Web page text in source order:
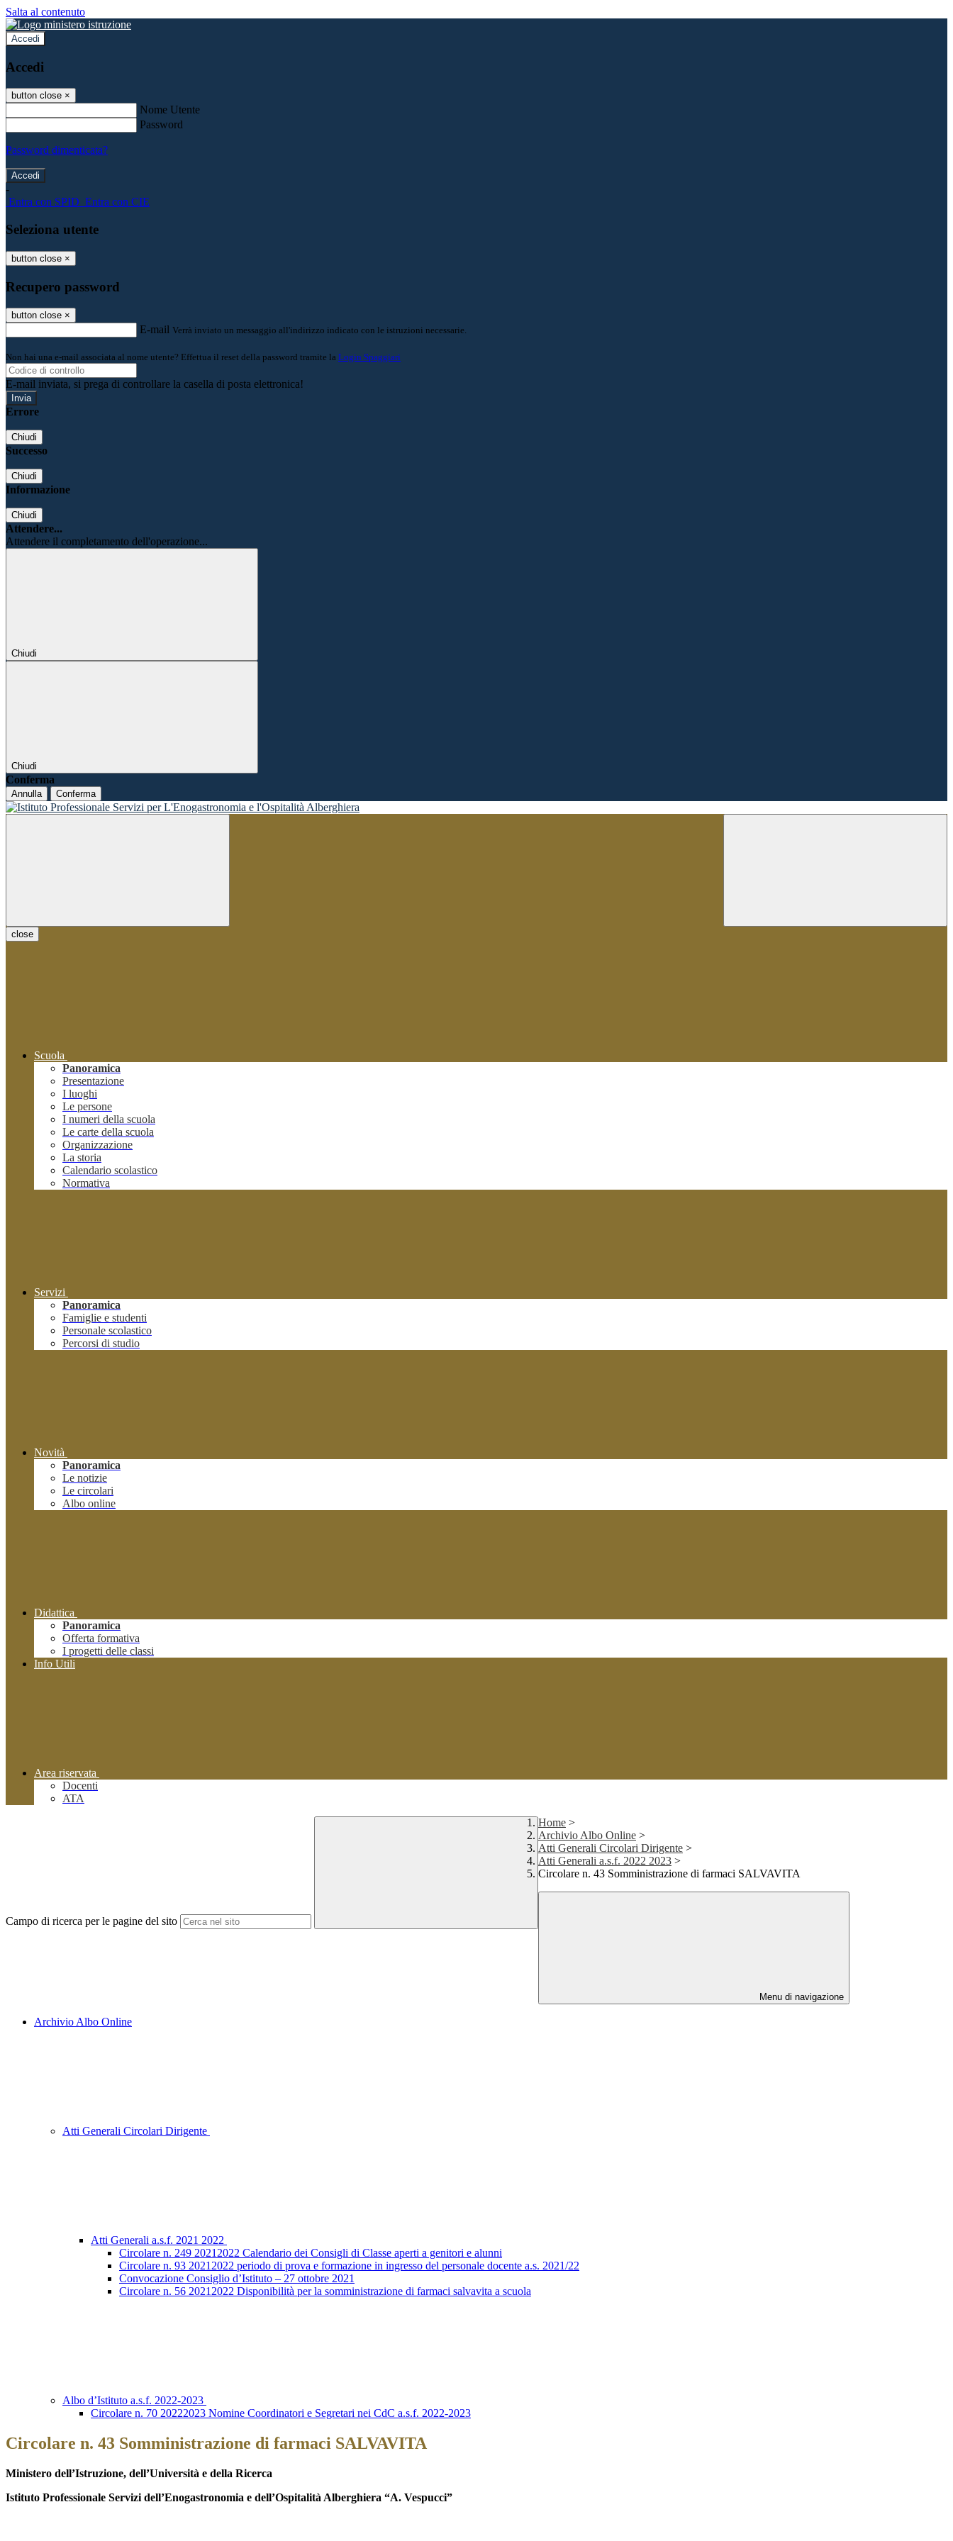
Salta al contenuto
Accedi
Accedi
button close ×
Nome Utente
Password
Password dimenticata?
-
Entra con SPID Entra con CIE
Seleziona utente
button close ×
Recupero password
button close ×
E-mail Verrà inviato un messaggio all'indirizzo indicato con le istruzioni necessarie.
Non hai una e-mail associata al nome utente? Effettua il reset della password tramite la Login Spaggiari
E-mail inviata, si prega di controllare la casella di posta elettronica!
Errore
Chiudi
Successo
Chiudi
Informazione
Chiudi
Attendere...
Attendere il completamento dell'operazione...
Chiudi
Chiudi
Conferma
Annulla Conferma
close
Scuola
Panoramica
Presentazione
I luoghi
Le persone
I numeri della scuola
Le carte della scuola
Organizzazione
La storia
Calendario scolastico
Normativa
Servizi
Panoramica
Famiglie e studenti
Personale scolastico
Percorsi di studio
Novità
Panoramica
Le notizie
Le circolari
Albo online
Didattica
Panoramica
Offerta formativa
I progetti delle classi
Info Utili
Area riservata
Docenti
ATA
Campo di ricerca per le pagine del sito
Home >
Archivio Albo Online >
Atti Generali Circolari Dirigente >
Atti Generali a.s.f. 2022 2023 >
Circolare n. 43 Somministrazione di farmaci SALVAVITA
Menu di navigazione
Archivio Albo Online
Atti Generali Circolari Dirigente
Atti Generali a.s.f. 2021 2022
Circolare n. 249 20212022 Calendario dei Consigli di Classe aperti a genitori e alunni
Circolare n. 93 20212022 periodo di prova e formazione in ingresso del personale docente a.s. 2021/22
Convocazione Consiglio d’Istituto – 27 ottobre 2021
Circolare n. 56 20212022 Disponibilità per la somministrazione di farmaci salvavita a scuola
Albo d’Istituto a.s.f. 2022-2023
Circolare n. 70 20222023 Nomine Coordinatori e Segretari nei CdC a.s.f. 2022-2023
Circolare n. 43 Somministrazione di farmaci SALVAVITA
Ministero dell’Istruzione, dell’Università e della Ricerca
Istituto Professionale Servizi dell’Enogastronomia e dell’Ospitalità Alberghiera “A. Vespucci”